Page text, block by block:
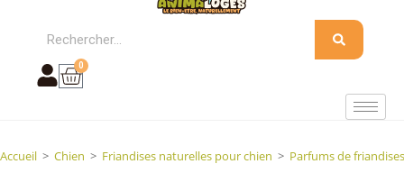
0
Accueil > Chien > Friandises naturelles pour chien > Parfums de friandises